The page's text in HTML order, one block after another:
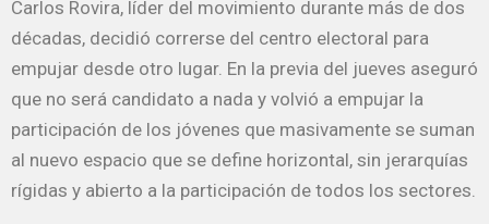
Carlos Rovira, líder del movimiento durante más de dos
décadas, decidió correrse del centro electoral para
empujar desde otro lugar. En la previa del jueves aseguró
que no será candidato a nada y volvió a empujar la
participación de los jóvenes que masivamente se suman
al nuevo espacio que se define horizontal, sin jerarquías
rígidas y abierto a la participación de todos los sectores.